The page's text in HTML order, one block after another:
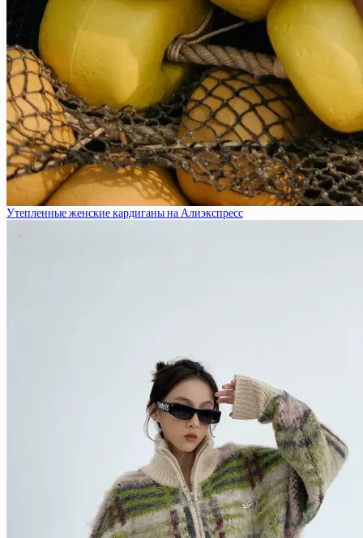
Утепленные женские кардиганы на Алиэкспресс